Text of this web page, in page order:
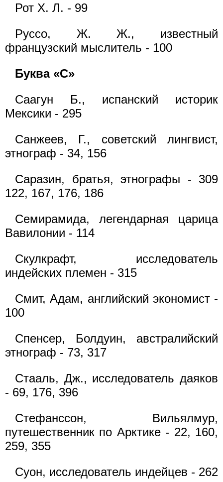
Рот X. Л. - 99
Руссо, Ж. Ж., известный
французский мыслитель - 100
Буква «С»
Саагун Б., испанский историк
Мексики - 295
Санжеев, Г., советский лингвист,
этнограф - 34, 156
Саразин, братья, этнографы - 309
122, 167, 176, 186
Семирамида, легендарная царица
Вавилонии - 114
Скулкрафт, исследователь
индейских племен - 315
Смит, Адам, английский экономист -
100
Спенсер, Болдуин, австралийский
этнограф - 73, 317
Стааль, Дж., исследователь даяков
- 69, 176, 396
Стефанссон, Вильялмур,
путешественник по Арктике - 22, 160,
259, 355
Суон, исследователь индейцев - 262